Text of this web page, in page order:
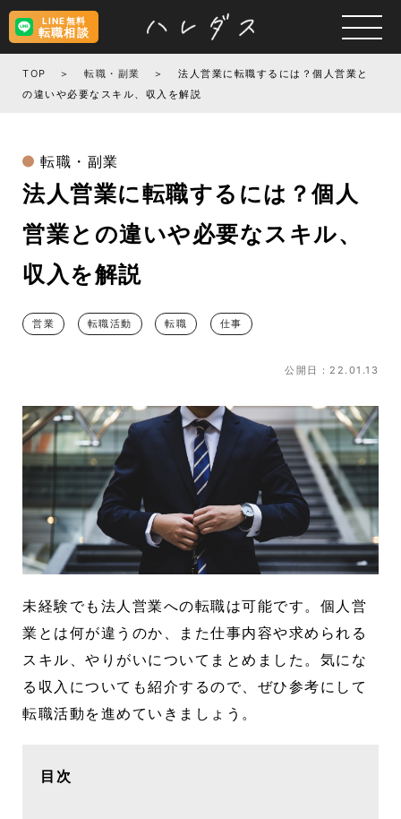
LINE無料
転職相談
TOP 転職・副業
法人営業に転職するには？個人営業と
の違いや必要なスキル、収入を解説
転職・副業
法人営業に転職するには？個人
営業との違いや必要なスキル、
収入を解説
営業 転職活動 転職 仕事
公開日：22.01.13
未経験でも法人営業への転職は可能です。個人営
業とは何が違うのか、また仕事内容や求められる
スキル、やりがいについてまとめました。気にな
る収入についても紹介するので、ぜひ参考にして
転職活動を進めていきましょう。
目次